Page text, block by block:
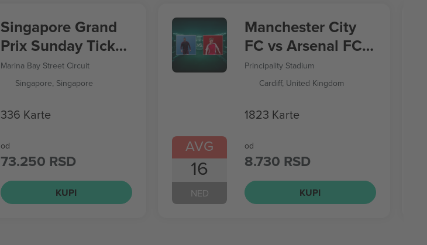
Singapore Grand
Prix Sunday Ticket
Formula 1
Marina Bay Street Circuit
Singapore, Singapore
336 Karte
od
73.250 RSD
KUPI
AVG
16
NED
Manchester City
FC vs Arsenal FC
FA Community
Shield 2026
Principality Stadium
Cardiff, United Kingdom
1823 Karte
od
8.730 RSD
KUPI